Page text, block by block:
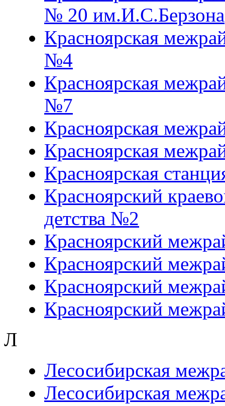
№ 20 им.И.С.Берзона
Красноярская
№4
Красноярская
№7
Красноярская
Красноярская
Красноярская
Красноярский
детства №2
Красноярский
Красноярский
Красноярский
Красноярский
Л
Лесосибирская
Лесосибирская